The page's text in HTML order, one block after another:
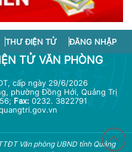
THƯ ĐIỆN TỬ ĐĂNG NHẬP
TỬ VĂN PHÒNG
cấp ngày 29/6/2026
phường Đồng Hới, Quảng Trị
Fax: 0232. 3822791
Văn phòng UBND tỉnh Quảng